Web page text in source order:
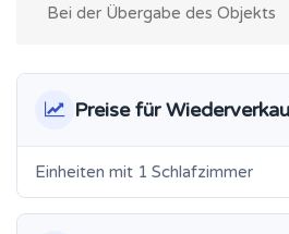
Bei der Übergabe des Objekts
Preise für
Einheiten mit 1 Schlafzimmer